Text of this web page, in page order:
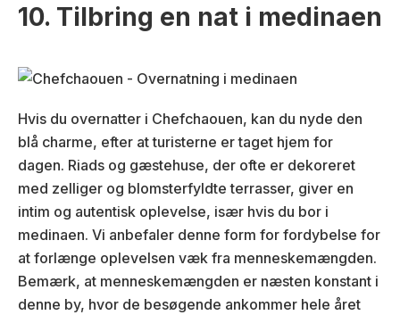
10. Tilbring en nat i medinaen
Hvis du overnatter i Chefchaouen, kan du nyde den
blå charme, efter at turisterne er taget hjem for
dagen. Riads og gæstehuse, der ofte er dekoreret
med zelliger og blomsterfyldte terrasser, giver en
intim og autentisk oplevelse, især hvis du bor i
medinaen. Vi anbefaler denne form for fordybelse for
at forlænge oplevelsen væk fra menneskemængden.
Bemærk, at menneskemængden er næsten konstant i
denne by, hvor de besøgende ankommer hele året